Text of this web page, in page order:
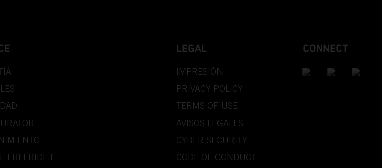
FREERIDE E
LEGAL
IMPRESIÓN
PRIVACY POLICY
TERMS OF USE
AVISOS LEGALES
CYBER SECURITY
CODE OF CONDUCT
CONNECT